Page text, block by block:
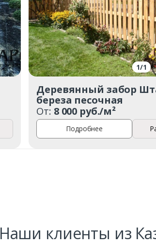
1/1
Деревянный забор
береза песочная
От: 8 000 руб./м²
Подробнее
Наши клиенты из